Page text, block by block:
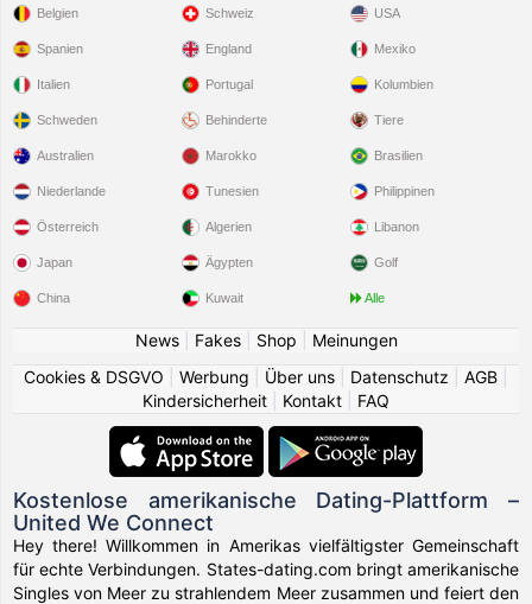
Belgien
Spanien
Italien
Schweden
Schweiz
England
Portugal
Behinderte
USA
Mexiko
Kolumbien
Tiere
Australien
Niederlande
Österreich
Japan
China
Marokko
Tunesien
Algerien
Ägypten
Kuwait
Brasilien
Philippinen
Libanon
Golf
Alle
News| Fakes| Shop
Meinungen
Cookies & DSGVO
Werbung Über uns Datenschutz AGB
Kindersicherheit
Kontakt FAQ
Kostenlose amerikanische Dating-Plattform –
United We Connect
Hey there! Willkommen in Amerikas vielfältigster Gemeinschaft
für echte Verbindungen. States-dating.com bringt amerikanische
Singles von Meer zu strahlendem Meer zusammen und feiert den